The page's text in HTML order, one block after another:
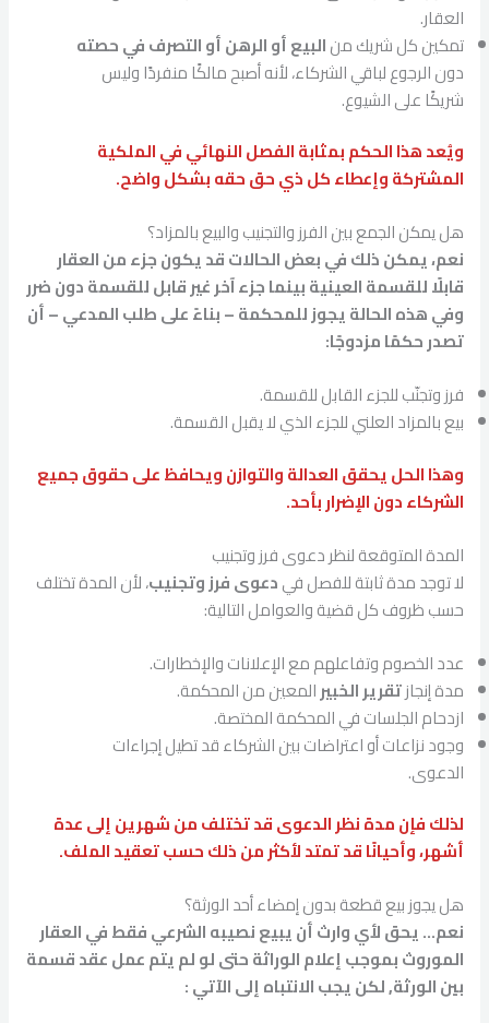
العقار.
تمكين كل شريك منالبيع أو الرهن أو التصرف في حصته
دون الرجوع لباقي الشركاء، لأنه أصبح مالكًا منفردًا وليس
شريكًا على الشيوع.
ويُعد هذا الحكم بمثابة الفصل النهائي في الملكية
المشتركة وإعطاء كل ذي حق حقه بشكل واضح.
هل يمكن الجمع بين الفرز والتجنيب والبيع بالمزاد؟
نعم، يمكن ذلك في بعض الحالات قد يكون جزء من العقار
قابلًا للقسمة العينية بينما جزء آخر غير قابل للقسمة دون ضرر
وفي هذه الحالة يجوز للمحكمة – بناءً على طلب المدعي – أن
تصدر حكمًا مزدوجًا:
فرز وتجنّب للجزء القابل للقسمة.
بيع بالمزاد العلني للجزء الذي لا يقبل القسمة.
وهذا الحل يحقق العدالة والتوازن ويحافظ على حقوق جميع
الشركاء دون الإضرار بأحد.
المدة المتوقعة لنظر دعوى فرز وتجنيب
لا توجد مدة ثابتة للفصل فيدعوى فرز وتجنيب، لأن المدة تختلف
حسب ظروف كل قضية والعوامل التالية:
عدد الخصوم وتفاعلهم مع الإعلانات والإخطارات.
مدة إنجازتقرير الخبيرالمعين من المحكمة.
ازدحام الجلسات في المحكمة المختصة.
وجود نزاعات أو اعتراضات بين الشركاء قد تطيل إجراءات
الدعوى.
لذلك فإن مدة نظر الدعوى قد تختلف من شهرين إلى عدة
أشهر، وأحيانًا قد تمتد لأكثر من ذلك حسب تعقيد الملف.
هل يجوز بيع قطعة بدون إمضاء أحد الورثة؟
نعم… يحق لأي وارث أن يبيع نصيبه الشرعي فقط في العقار
الموروث بموجب إعلام الوراثة حتى لو لم يتم عمل عقد قسمة
بين الورثة, لكن يجب الانتباه إلى الآتي :